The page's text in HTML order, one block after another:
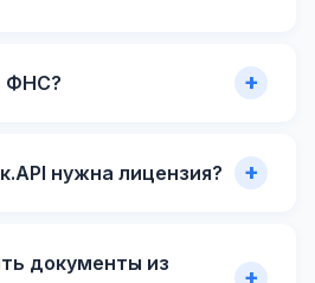
ФНС?
нужна лицензия?
документы из